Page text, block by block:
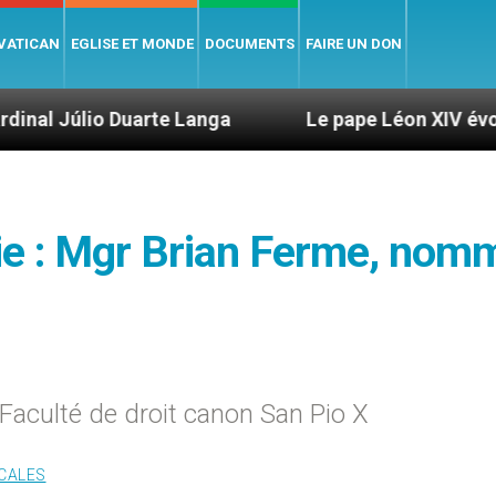
EGLISE ET MONDE DOCUMENTS FAIRE UN DON
Langa Le pape Léon XIV évoque un
: Mgr Brian Ferme,
de droit canon San Pio X